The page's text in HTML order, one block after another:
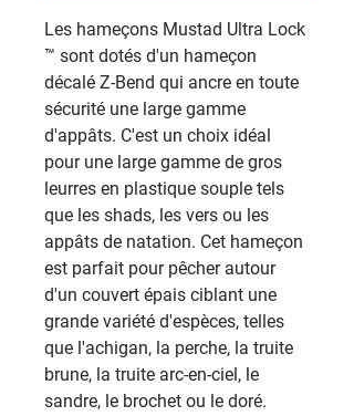
Les hameçons Mustad Ultra Lock
™ sont dotés d'un hameçon
décalé Z-Bend qui ancre en toute
sécurité une large gamme
d'appâts. C'est un choix idéal
pour une large gamme de gros
leurres en plastique souple tels
que les shads, les vers ou les
appâts de natation. Cet hameçon
est parfait pour pêcher autour
d'un couvert épais ciblant une
grande variété d'espèces, telles
que l'achigan, la perche, la truite
brune, la truite arc-en-ciel, le
sandre, le brochet ou le doré.